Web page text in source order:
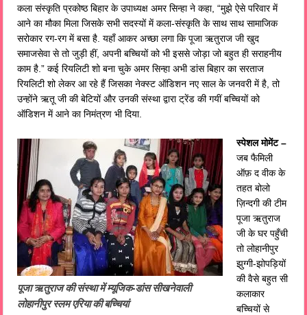
कला संस्कृति प्रकोष्ठ बिहार के उपाध्यक्ष अमर सिन्हा ने कहा, “मुझे ऐसे परिवार में
आने का मौका मिला जिसके सभी सदस्यों में कला-संस्कृति के साथ साथ सामाजिक
सरोकार रग-रग में बसा है. यहाँ आकर अच्छा लगा कि पूजा ऋतुराज जी खुद
समाजसेवा से तो जुड़ी हीं, अपनी बच्चियों को भी इससे जोड़ा जो बहुत ही सराहनीय
काम है.” कई रियलिटी शो बना चुके अमर सिन्हा अभी डांस बिहार का सरताज
रियलिटी शो लेकर आ रहे हैं जिसका नेक्स्ट ऑडिशन नए साल के जनवरी में है, तो
उन्होंने ऋतू जी की बेटियों और उनकी संस्था द्वारा ट्रेंड की गयीं बच्चियों को
ऑडिशन में आने का निमंत्रण भी दिया.
पूजा ऋतुराज की संस्था में म्यूजिक-डांस सीखनेवाली
लोहानीपुर स्लम एरिया की बच्चियां
स्पेशल मोमेंट –
जब फैमिली
ऑफ़ द वीक के
तहत बोलो
ज़िन्दगी की टीम
पूजा ऋतुराज
जी के घर पहुँची
तो लोहानीपुर
झुग्गी-झोपड़ियों
की वैसे बहुत सी
कलाकार
बच्चियों से